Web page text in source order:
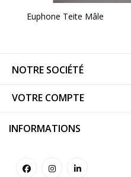
Euphone Teite Mâle
NOTRE SOCIÉTÉ
VOTRE COMPTE
INFORMATIONS